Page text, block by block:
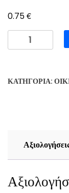
0.75€
Spark
Chloro
750ml
ΚΑΤΗΓΟΡΊΑ: